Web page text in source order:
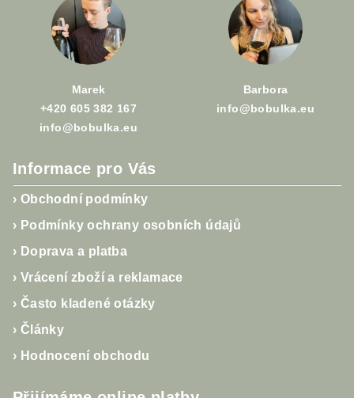
Marek
+420 605 382 167
info@bobulka.eu
Barbora
info@bobulka.eu
Informace pro Vás
› Obchodní podmínky
› Podmínky ochrany osobních údajů
› Doprava a platba
› Vrácení zboží a reklamace
› Často kladené otázky
› Články
› Hodnocení obchodu